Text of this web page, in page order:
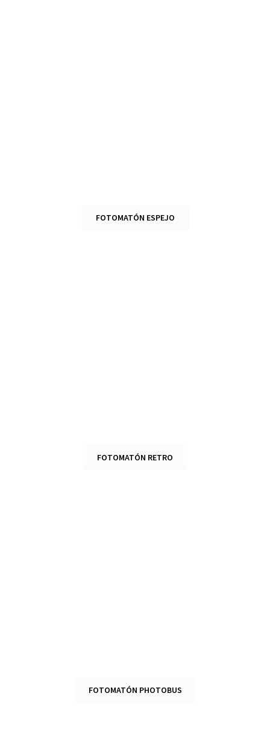
FOTOMATÓN ESPEJO
FOTOMATÓN RETRO
FOTOMATÓN PHOTOBUS